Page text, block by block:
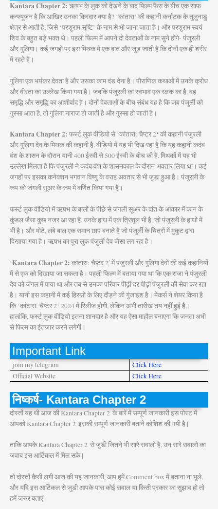
Kantara Chapter 2:ऋषभ के लुक को देखने के बाद फिल्म फैंस के बीच एक साफ
कन्फ्यूजन है कि आखिर उनका किरदार क्या है? ‘कांतारा’ की कहानी कर्नाटक के तुलुनाडु
क्षेत्र से आती है, जिसे ‘परशुराम सृष्टि’ के नाम से भी जाना जाता है। और परशुराम स्वयं
शिव के बहुत बड़े भक्त थे। पहली फिल्म में आपने दो देवताओं के नाम सुने होंगे- पंजुरली
और गुलिगा। कई जगहों पर इस मिथक में एक बात और जुड़ जाती है कि दोनों एक ही शरीर
में रहते हैं।
गुलिगा एक भयंकर देवता है और उसका काम दंड देना है। पौराणिक कथाओं में उनके क्रोध
और वीरता का उल्लेख किया गया है। जबकि पंजुरली का स्वभाव एक रक्षक का है, वह
समृद्धि और समृद्धि का आशीर्वाद है। दोनों देवताओं के बीच संबंध यह है कि जब पंजुर्ली को
गुस्सा आता है, तो गुलिगा नाराज हो जाती है और गुस्सा हो जाती है।
Kantara Chapter 2: फर्स्ट लुक वीडियो से ‘कांतारा: चैप्टर 2‘ की कहानी पंजुरली
और गुलिगा देव के मिथक की कहानी है. वीडियो में यह भी दिख रहा है कि यह कहानी कदंब
वंश के शासन के दौरान यानी 400 ईस्वी से 500 ईस्वी के बीच की है. मिथकों में यह भी
उल्लेख मिलता है कि पंजुरली ने कदंब वंश के शासनकाल के दौरान अवतार लिया था। कई
जगहों पर इसका कनेक्शन भगवान विष्णु के वराह अवतार से भी जुड़ा हुआ है। पंजुरली के
रूप को जंगली सूअर के रूप में वर्णित किया गया है।
फर्स्ट लुक वीडियो में ऋषभ के बालों के पीछे से जंगली सूअर के दांत के आकार में कान के
कुंडल जैसा कुछ नजर आ रहा है. उनके हाथ में एक त्रिशूल भी है, जो पंजुरली के हाथों में
भी है। और मोटे, लंबे बाल एक समान छाप बनाते हैं जो पंजुर्ली के चित्रों में मुकुट द्वारा
दिखाया गया है। ऋषभ का पूरा लुक पंजुर्ली देव जैसा लग रहा है।
‘Kantara Chapter 2: कांतारा: चैप्टर 2′ में पंजुरली और गुलिगा देवों की कई कहानियों
में से एक को दिखाया जा सकता है। पहली फिल्म में बताया गया था कि एक राजा ने पंजुरली
देव को जंगल में पाया था और तब से उनका परिवार पीढ़ी दर पीढ़ी पंजुरली की सेवा कर रहा
है। यानी इस कहानी में कई हिस्सों के लिए दौड़ने की गुंजाइश है। मेकर्स ने शेयर किया है
कि ‘कांटारा: चैप्टर 2‘ 2024 में रिलीज होगी, लेकिन अभी तारीख तय नहीं हुई है।
हालांकि, फर्स्ट लुक वीडियो इतना शानदार है और यह ऐसा माहौल बनाएगा कि जनता अभी
से फिल्म का इंतजार करने लगेगी।
Important Link
join my telegram
Click Here
Official Website
Click Here
निष्कर्ष- Kantara Chapter 2
दोस्तों यह थी आज की Kantara Chapter 2 के बारें में सम्पूर्ण जानकारी इस पोस्ट में
आपको Kantara Chapter 2 इसकी सम्पूर्ण जानकारी बताने कोशिश की गयी है |
ताकि आपके Kantara Chapter 2 से जुडी जितने भी सारे सवालो है, उन सारे सवालो का
जवाब इस आर्टिकल में मिल सके |
तो दोस्तों कैसी लगी आज की यह जानकारी, आप हमें Comment box में बताना ना भूले,
और यदि इस आर्टिकल से जुडी आपके पास कोई सवाल या किसी प्रकार का सुझाव हो तो
हमें जरुर बताएं